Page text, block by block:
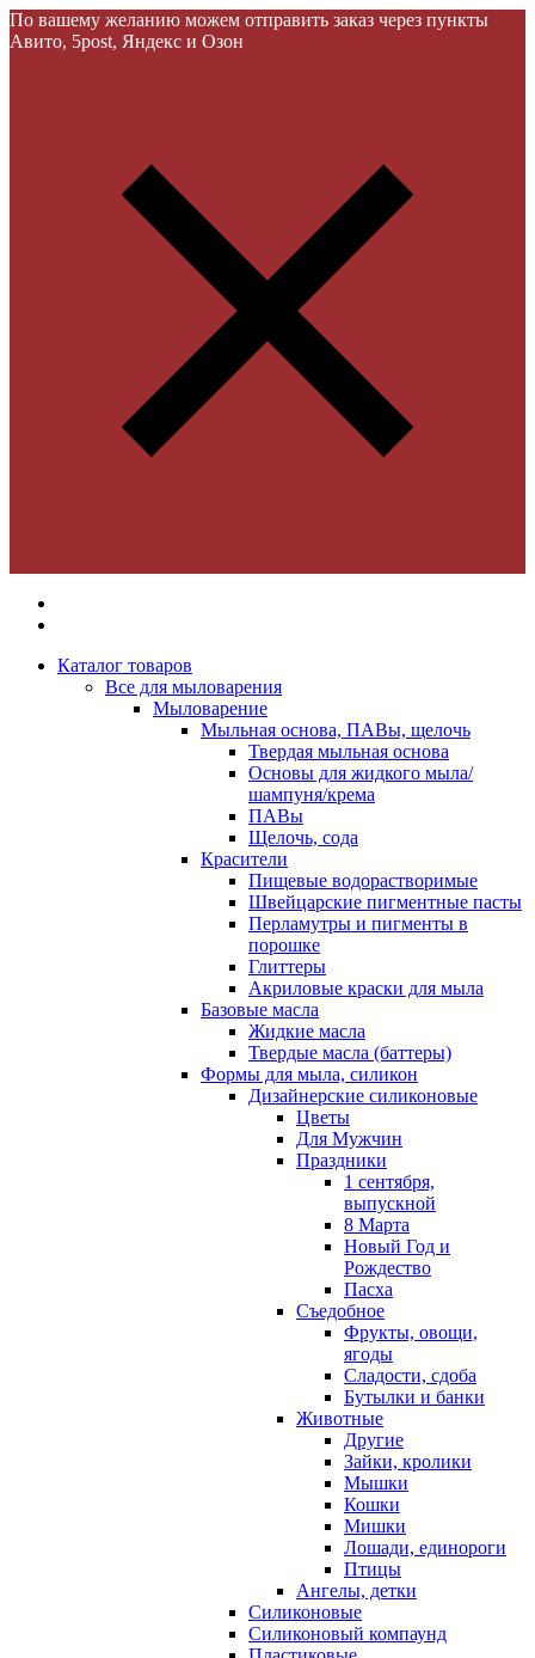
По вашему желанию можем отправить заказ через пункты
Авито, 5post, Яндекс и Озон
Каталог товаров
Все для мыловарения
Мыловарение
Мыльная основа, ПАВы, щелочь
Твердая мыльная основа
Основы для жидкого мыла/
шампуня/крема
ПАВы
Щелочь, сода
Красители
Пищевые водорастворимые
Швейцарские пигментные пасты
Перламутры и пигменты в
порошке
Глиттеры
Акриловые краски для мыла
Базовые масла
Жидкие масла
Твердые масла (баттеры)
Формы для мыла, силикон
Дизайнерские силиконовые
Цветы
Для Мужчин
Праздники
1 сентября,
выпускной
8 Марта
Новый Год и
Рождество
Пасха
Съедобное
Фрукты, овощи,
ягоды
Сладости, сдоба
Бутылки и банки
Животные
Другие
Зайки, кролики
Мышки
Кошки
Мишки
Лошади, единороги
Птицы
Ангелы, детки
Силиконовые
Силиконовый компаунд